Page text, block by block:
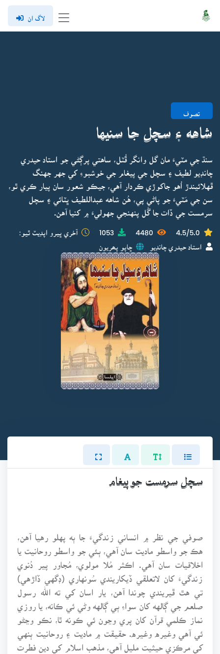
لاگ ان
شاهه ۽ سچل جا سنيها
سنڌ جي مٽيءَ مان گل وانگر ڦُٽل، ساهتي پرڳڻي جو استاد حيدري
چانڊيو لطيف ۽ سچل جي پيغام جي خوشبوءِ کي جهر جهنگ
ڦهلائيندڙ اُهو جاکوڙي ڪردار آهي، جيڪو شعور سان پيار ڪري ٿو،
سن جي مَٽيءَ جو پاڻي پي، هُن شاهه عبداللطيف ڀٽائي ۽ سچل
سرمست جي ڏات جا گُل پنهنجي جهوليءَ ۾ کنيا آهن.
4.5/5.0
4480
1053 آخري ڀيرو اپڊيٽ ٿيو:
استاد حيدري چانڊيو ڇاپو پھريون
سچل سرمست جو پيغام
صوفي جي نظر ۾ انساني زندگيءَ جا ٻه پهلو رهيا آهن،
هڪ جو واسطو ماديت سان آهي، ٻئي جو واسطو روحانيت يا
اخلاقيات سان آهي. اڪثر مُلا مولوي، مُجاور پير دُنوي
زندگيءَ کان لاتعلقي ڏيکاريندي سُونهاري (ڊگهي ڏاڙهي)
تي هٿ ڦيريندي چوندا آهن، يار اسان کي ته الله رسول
صلعم جي ڳالهه کان سواءِ ٻي ڳالهه وڻي ئي ڪانه، يا روزي
نماز ڪلمي قرآن کان پري وڃون ئي ڪونه ٿا، نڪو وڃڻو
ئي آهي وغيره وغيره. حقيقت ۾ ماديت ۽ روحانيت ٻنهي
کي مرڪزي حيثيت مليل آهي، مذهب اسلام کي دين فطرت